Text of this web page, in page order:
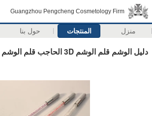
Guangzhou Pengcheng Cosmetology Firm
منزل المنتجات حول بنا
دليل الوشم قلم الوشم 3D الحاجب قلم الوشم برأس مزدوج